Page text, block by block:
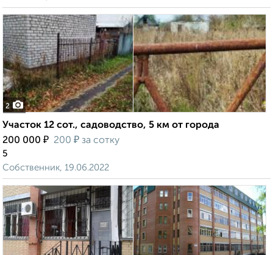
2
Участок 12 сот., садоводство, 5 км от города
200 000 ₽ 200 ₽ за сотку
5
Собственник, 19.06.2022